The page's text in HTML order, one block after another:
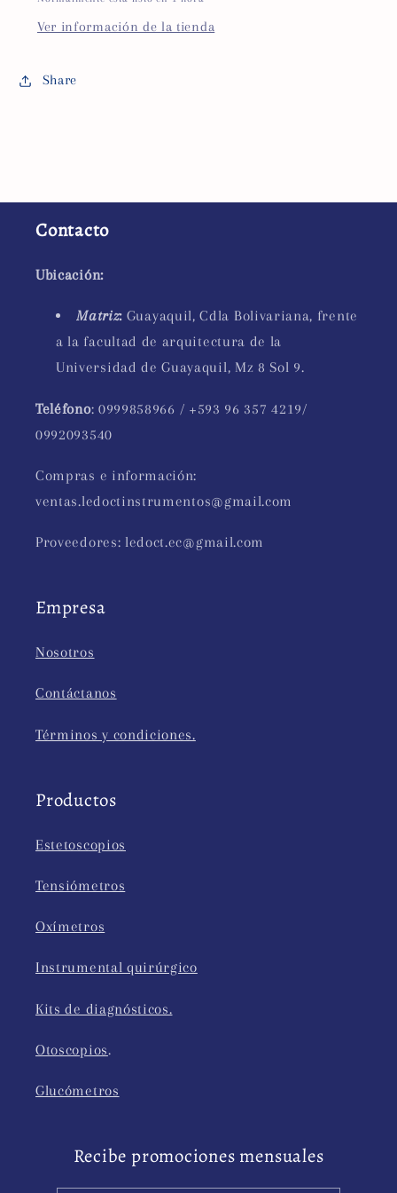
Ver información de la tienda
Share
Contacto
Ubicación:
Matriz: Guayaquil, Cdla Bolivariana, frente
a la facultad de arquitectura de la
Universidad de Guayaquil, Mz 8 Sol 9.
Teléfono: 0999858966 / +593 96 357 4219/
0992093540
Compras e información:
ventas.ledoctinstrumentos@gmail.com
Proveedores: ledoct.ec@gmail.com
Empresa
Nosotros
Contáctanos
Términos y condiciones.
Productos
Estetoscopios
Tensiómetros
Oxímetros
Instrumental quirúrgico
Kits de diagnósticos.
Otoscopios.
Glucómetros
Recibe promociones mensuales